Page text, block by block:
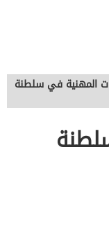
المهنية في سلطنة